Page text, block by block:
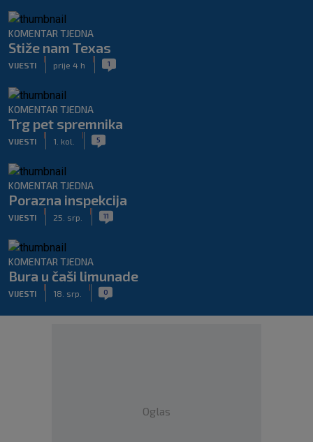
KOMENTAR TJEDNA
Stiže nam Texas
VIJESTI prije 4 h 1
KOMENTAR TJEDNA
Trg pet spremnika
VIJESTI 1. kol. 5
KOMENTAR TJEDNA
Porazna inspekcija
VIJESTI 25. srp. 11
KOMENTAR TJEDNA
Bura u čaši limunade
VIJESTI 18. srp. 0
Oglas